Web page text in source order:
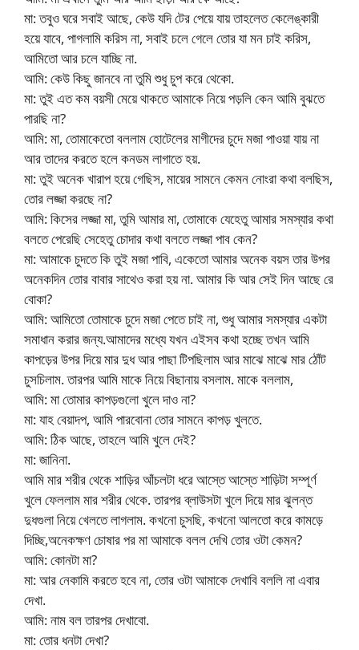
মা: তবুও ঘরে সবাই আছে, কেউ যদি টের পেয়ে যায় তাহলেত কেলেঙ্কারী
হয়ে যাবে, পাগলামি করিস না, সবাই চলে গেলে তোর যা মন চাই করিস,
আমিতো আর চলে যাচ্ছি না.
আমি: কেউ কিছু জানবে না তুমি শুধু চুপ করে থেকো.
মা: তুই এত কম বয়সী মেয়ে থাকতে আমাকে নিয়ে পড়লি কেন আমি বুঝতে
পারছি না?
আমি: মা, তোমাকেতো বললাম হোটেলের মাগীদের চুদে মজা পাওয়া যায় না
আর তাদের করতে হলে কনডম লাগাতে হয়.
মা: তুই অনেক খারাপ হয়ে গেছিস, মায়ের সামনে কেমন নোংরা কথা বলছিস,
তোর লজ্জা করছে না?
আমি: কিসের লজ্জা মা, তুমি আমার মা, তোমাকে যেহেতু আমার সমস্যার কথা
বলতে পেরেছি সেহেতু চোদার কথা বলতে লজ্জা পাব কেন?
মা: আমাকে চুদতে কি তুই মজা পাবি, একেতো আমার অনেক বয়স তার উপর
অনেকদিন তোর বাবার সাথেও করা হয় না. আমার কি আর সেই দিন আছে রে
বোকা?
আমি: আমিতো তোমাকে চুদে মজা পেতে চাই না, শুধু আমার সমস্যার একটা
সমাধান করার জন্য.আমাদের মধ্যে যখন এইসব কথা হচ্ছে তখন আমি
কাপড়ের উপর দিয়ে মার দুধ আর পাছা টিপছিলাম আর মাঝে মাঝে মার ঠোঁট
চুসচিলাম. তারপর আমি মাকে নিয়ে বিছানায় বসলাম. মাকে বললাম,
আমি: মা তোমার কাপড়গুলো খুলে দাও না?
মা: যাহ বেয়াদপ, আমি পারবোনা তোর সামনে কাপড় খুলতে.
আমি: ঠিক আছে, তাহলে আমি খুলে দেই?
মা: জানিনা.
আমি মার শরীর থেকে শাড়ির আঁচলটা ধরে আস্তে আস্তে শাড়িটা সম্পূর্ণ
খুলে ফেললাম মার শরীর থেকে. তারপর ব্লাউসটা খুলে দিয়ে মার ঝুলন্ত
দুধগুলা নিয়ে খেলতে লাগলাম. কখনো চুসছি, কখনো আলতো করে কামড়ে
দিচ্ছি,অনেকক্ষণ চোষার পর মা আমাকে বলল দেখি তোর ওটা কেমন?
আমি: কোনটা মা?
মা: আর নেকামি করতে হবে না, তোর ওটা আমাকে দেখাবি বললি না এবার
দেখা.
আমি: নাম বল তারপর দেখাবো.
মা: তোর ধনটা দেখা?